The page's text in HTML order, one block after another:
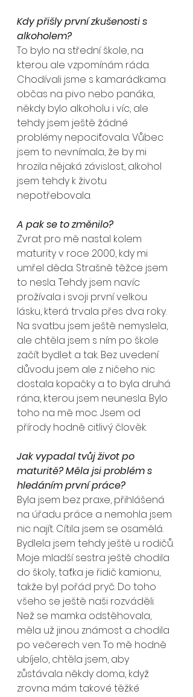
Kdy přišly první zkušenosti s
alkoholem?
To bylo na střední škole, na
kterou ale vzpomínám ráda.
Chodívali jsme s kamarádkama
občas na pivo nebo panáka,
někdy bylo alkoholu i víc, ale
tehdy jsem ještě žádné
problémy nepociťovala. Vůbec
jsem to nevnímala, že by mi
hrozila nějaká závislost, alkohol
jsem tehdy k životu
nepotřebovala.
A pak se to změnilo?
Zvrat pro mě nastal kolem
maturity v roce 2000, kdy mi
umřel děda. Strašně těžce jsem
to nesla. Tehdy jsem navíc
prožívala i svoji první velkou
lásku, která trvala přes dva roky.
Na svatbu jsem ještě nemyslela,
ale chtěla jsem s ním po škole
začít bydlet a tak. Bez uvedení
důvodu jsem ale z ničeho nic
dostala kopačky a to byla druhá
rána, kterou jsem neunesla. Bylo
toho na mě moc. Jsem od
přírody hodně citlivý člověk.
Jak vypadal tvůj život po
maturitě? Měla jsi problém s
hledáním první práce?
Byla jsem bez praxe, přihlášená
na úřadu práce a nemohla jsem
nic najít. Cítila jsem se osamělá.
Bydlela jsem tehdy ještě u rodičů.
Moje mladší sestra ještě chodila
do školy, taťka je řidič kamionu,
takže byl pořád pryč. Do toho
všeho se ještě naši rozváděli.
Než se mamka odstěhovala,
měla už jinou známost a chodila
po večerech ven. To mě hodně
ubíjelo, chtěla jsem, aby
zůstávala někdy doma, když
zrovna mám takové těžké